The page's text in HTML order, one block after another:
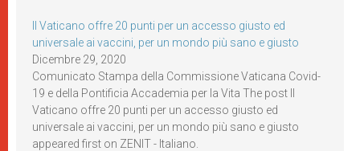
Il Vaticano offre 20 punti per un accesso giusto ed
universale ai vaccini, per un mondo più sano e giusto
Dicembre 29, 2020
Comunicato Stampa della Commissione Vaticana Covid-
19 e della Pontificia Accademia per la Vita The post Il
Vaticano offre 20 punti per un accesso giusto ed
universale ai vaccini, per un mondo più sano e giusto
appeared first on ZENIT - Italiano.